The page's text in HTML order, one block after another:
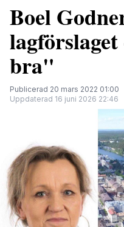
Boel
bra"
Publicerad 20 mars 2022 01:00
Uppdaterad 16 juni 2026 22:46